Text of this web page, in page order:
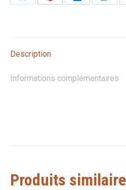
PartagerPartagerPartager
Description
Informations complémentaires
Produits